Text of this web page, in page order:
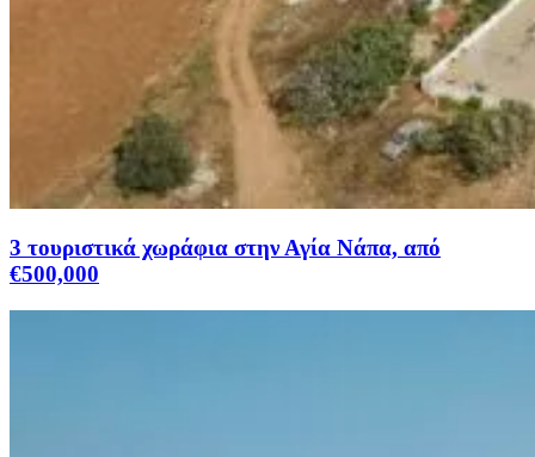
3 τουριστικά χωράφια στην Αγία Νάπα, από
€500,000